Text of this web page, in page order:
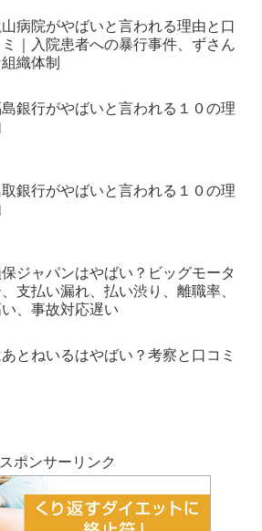
病院がやばいと言われる理由と口
ミ｜入院患者への暴行事件、ずさん
織体制
銀行がやばいと言われる１０の理
取銀行がやばいと言われる１０の理
ジャパンはやばい？ビッグモータ
支払い漏れ、払い渋り、離職率、
、事故対応遅い
とねいるはやばい？考察と口コミ
スポンサーリンク